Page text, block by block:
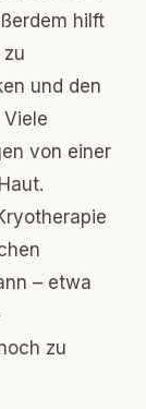
hilft
und den
von einer
– etwa
zu